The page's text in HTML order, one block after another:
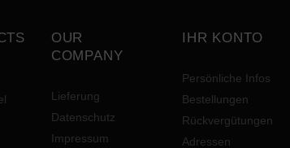
OUR
COMPANY
Lieferung
Datenschutz
Impressum
IHR KONTO
Persönliche Infos
Bestellungen
Rückvergütungen
Adressen